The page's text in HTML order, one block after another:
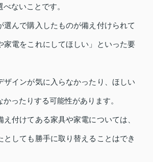
ないことです。
選んで購入したものが備え付けられて
家電をこれにしてほしい」といった要
ザインが気に入らなかったり、ほしい
ったりする可能性があります。
え付けてある家具や家電については、
としても勝手に取り替えることはでき